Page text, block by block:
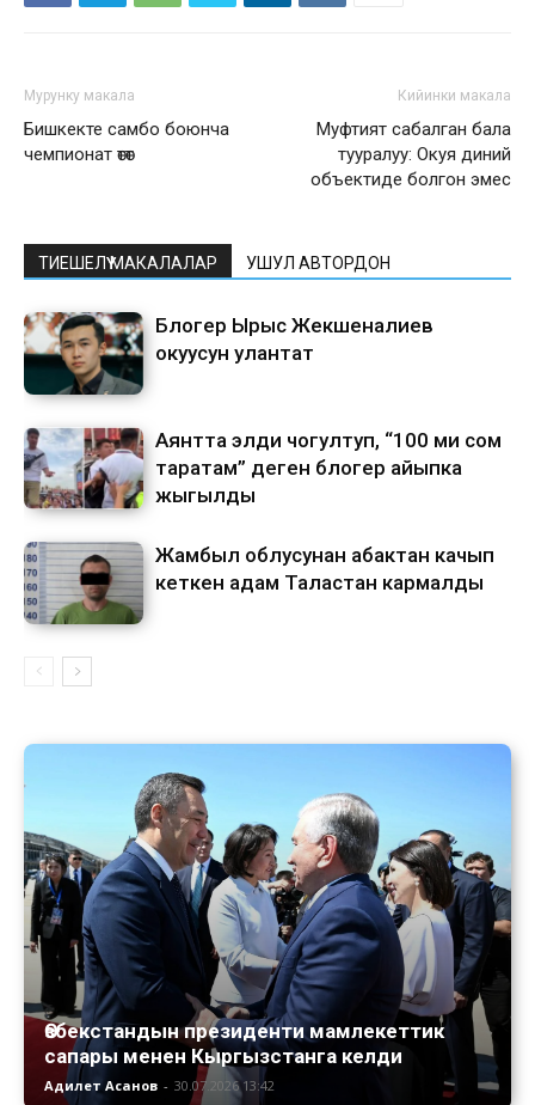
Мурунку макала
Бишкекте самбо боюнча
чемпионат өтөт
Кийинки макала
Муфтият сабалган бала
тууралуу: Окуя диний
объектиде болгон эмес
ТИЕШЕЛҮҮ МАКАЛАЛАР УШУЛ АВТОРДОН
Блогер Ырыс Жекшеналиев
окуусун улантат
Аянтта элди чогултуп, “100 миң сом
таратам” деген блогер айыпка
жыгылды
Жамбыл облусунан абактан качып
кеткен адам Таластан кармалды
Өзбекстандын президенти мамлекеттик
сапары менен Кыргызстанга келди
Адилет Асанов - 30.07.2026 13:42